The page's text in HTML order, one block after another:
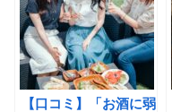
【口コミ】「お酒に弱